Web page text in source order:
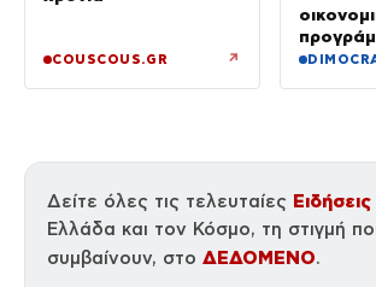
COUSCOUS.GR ↗
ΕΛ.Α.Σ.
Δείτε όλες τις τελευταίες Ειδήσεις
Ελλάδα και τον Κόσμο, τη στιγμή
συμβαίνουν, στο ΔΕΔΟΜΕΝΟ.